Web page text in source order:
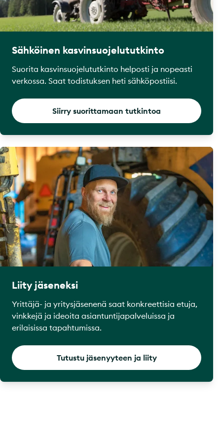
Sähköinen kasvinsuojelututkinto
Suorita kasvinsuojelututkinto helposti ja nopeasti
verkossa. Saat todistuksen heti sähköpostiisi.
Siirry suorittamaan tutkintoa
Liity jäseneksi
Yrittäjä- ja yritysjäsenenä saat konkreettisia etuja,
vinkkejä ja ideoita asiantuntijapalveluissa ja
erilaisissa tapahtumissa.
Tutustu jäsenyyteen ja liity